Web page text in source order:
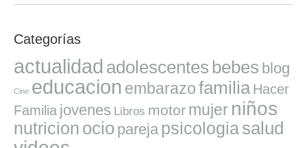
Categorías
actualidad adolescentes bebes blog
Cine educacion embarazofamilia Hacer
Familia jovenes Libros motor mujer niños
nutricion ocio pareja psicologiasalud